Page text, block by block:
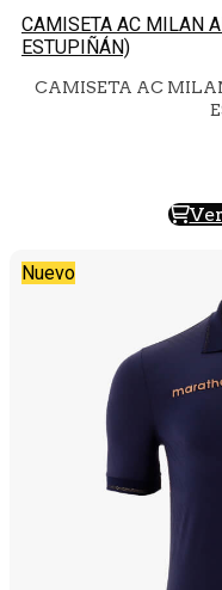
CAMISETA AC MILAN
ESTUPIÑÁN)
CAMISETA AC
Nuevo